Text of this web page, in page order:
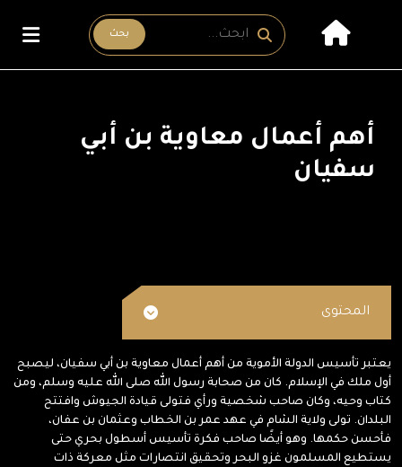
بحث
أهم أعمال معاوية بن أبي
سفيان
المحتوى
يعتبر تأسيس الدولة الأموية من أهم أعمال معاوية بن أبي سفيان، ليصبح
أول ملك في الإسلام. كان من صحابة رسول الله صلى الله عليه وسلم، ومن
كتاب وحيه، وكان صاحب شخصية ورأي فتولى قيادة الجيوش وافتتح
البلدان. تولى ولاية الشام في عهد عمر بن الخطاب وعثمان بن عفان،
فأحسن حكمها. وهو أيضًا صاحب فكرة تأسيس أسطول بحري حتى
يستطيع المسلمون غزو البحر وتحقيق انتصارات مثل معركة ذات